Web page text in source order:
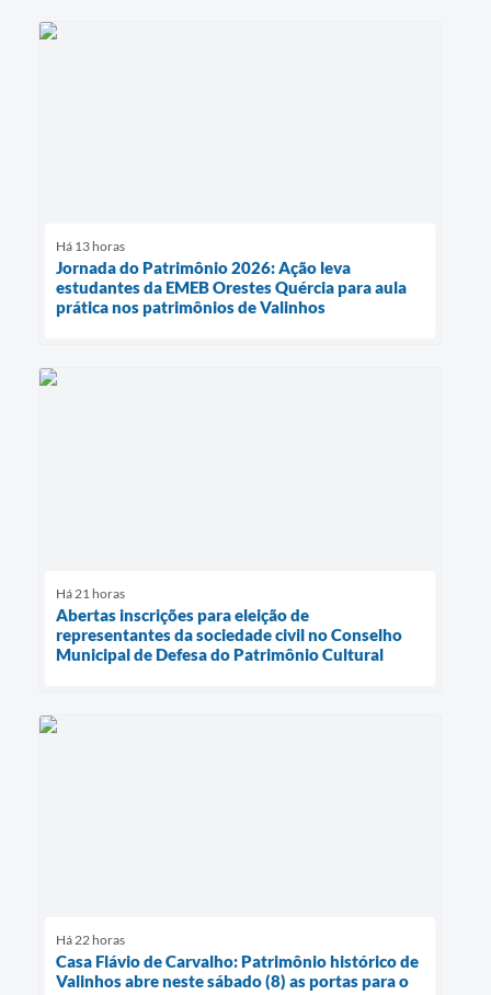
Há 13 horas
Jornada do Patrimônio 2026: Ação leva
estudantes da EMEB Orestes Quércia para aula
prática nos patrimônios de Valinhos
Há 21 horas
Abertas inscrições para eleição de
representantes da sociedade civil no Conselho
Municipal de Defesa do Patrimônio Cultural
Há 22 horas
Casa Flávio de Carvalho: Patrimônio histórico de
Valinhos abre neste sábado (8) as portas para o